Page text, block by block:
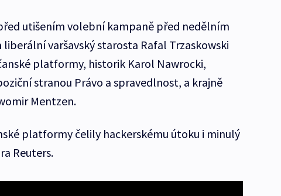
utišením volební kampaně před nedělním
liberální varšavský starosta Rafal Trzaskowski
platformy, historik Karol Nawrocki,
stranou Právo a spravedlnost, a krajně
Mentzen.
platformy čelily hackerskému útoku i minulý
Reuters.